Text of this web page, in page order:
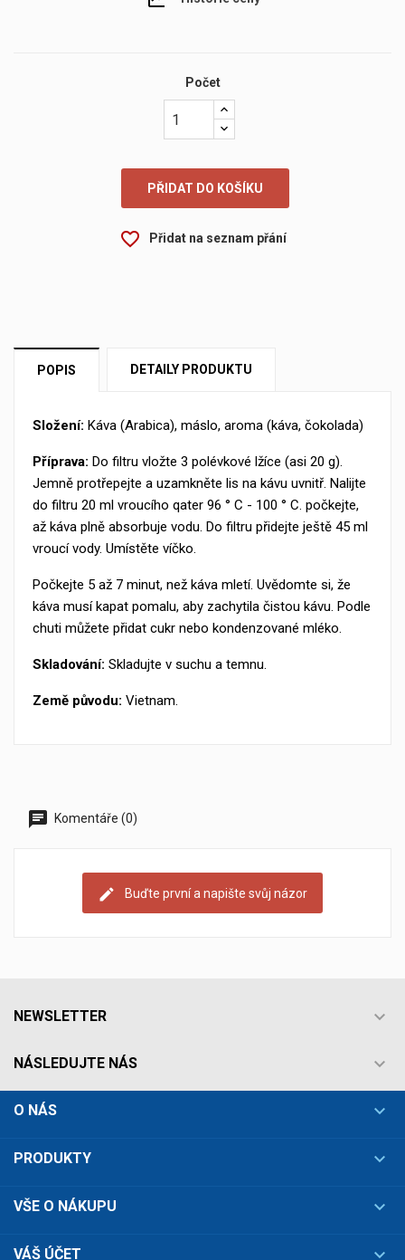
Počet
PŘIDAT DO KOŠÍKU
favorite_border Přidat na seznam přání
POPIS DETAILY PRODUKTU
Složení: Káva (Arabica), máslo, aroma (káva, čokolada)
Příprava: Do filtru vložte 3 polévkové lžíce (asi 20 g).
Jemně protřepejte a uzamkněte lis na kávu uvnitř. Nalijte
do filtru 20 ml vroucího qater 96 ° C - 100 ° C. počkejte,
až káva plně absorbuje vodu. Do filtru přidejte ještě 45 ml
vroucí vody. Umístěte víčko.
Počkejte 5 až 7 minut, než káva mletí. Uvědomte si, že
káva musí kapat pomalu, aby zachytila čistou kávu. Podle
chuti můžete přidat cukr nebo kondenzované mléko.
Skladování: Skladujte v suchu a temnu.
Země původu: Vietnam.
Komentáře (0)
Buďte první a napište svůj názor
NEWSLETTER 
NÁSLEDUJTE NÁS 
O NÁS 
PRODUKTY 
VŠE O NÁKUPU 
VÁŠ ÚČET 
Vytvořit seznam přání
Zrušit Vytvořit seznam přání
Přihlásit se
Zrušit